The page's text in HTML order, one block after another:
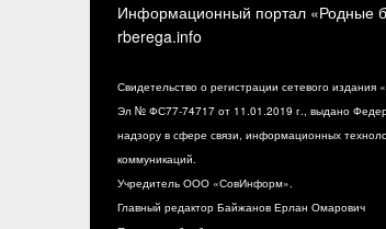
Информационный портал «Родные
rberega.info
Свидетельство о регистрации сетевого
Эл № ФС77-74717 от 11.01.2019 г., выдано
надзору в сфере связи, информационных
коммуникаций.
Учредитель ООО «СовИнформ».
Главный редактор Байжанов Ерлан Омарович